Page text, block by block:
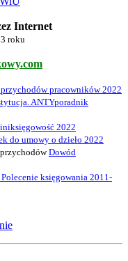
Internet
roku
pracowników 2022
ANTYporadnik
2022
do umowy o dzieło 2022
Dowód
Polecenie księgowania 2011-